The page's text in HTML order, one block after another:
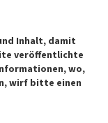
Inhalt, damit
veröffentlichte
wo,
wirf bitte einen